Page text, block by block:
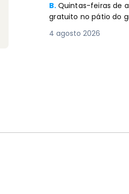
B. Quintas-feiras de
gratuito no pátio do
4 agosto 2026